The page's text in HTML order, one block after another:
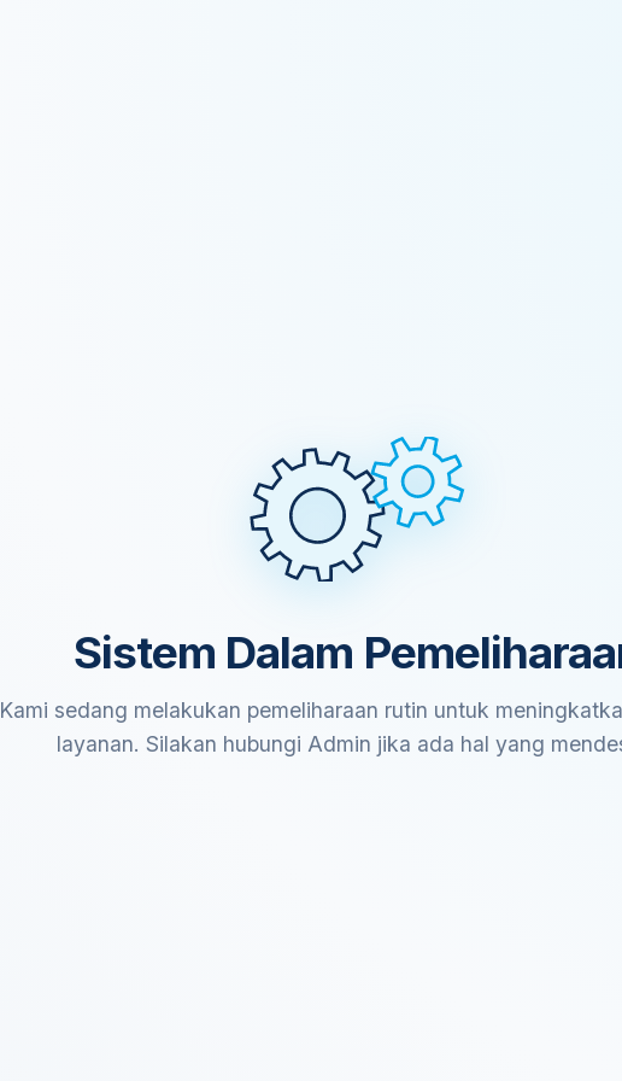
Sistem Dalam
Kami sedang melakukan pemeliharaan rutin untuk
layanan. Silakan hubungi Admin jika ada hal yang